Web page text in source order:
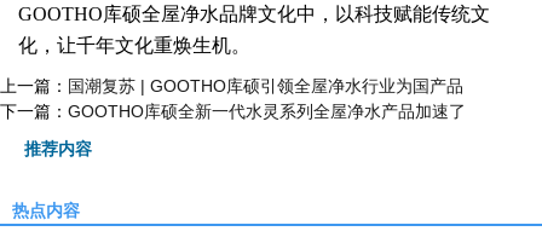
GOOTHO库硕全屋净水品牌文化中，以科技赋能传统文
化，让千年文化重焕生机。
上一篇： 国潮复苏 | GOOTHO库硕引领全屋净水行业为国产品
下一篇： GOOTHO库硕全新一代水灵系列全屋净水产品加速了
推荐内容
热点内容